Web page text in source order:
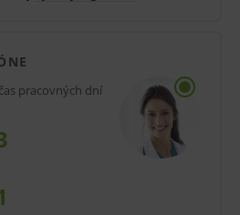
kaválneho spracovania,
interproximálne,
u GS-80 zaručujú
požiadaviek na zhotovenie a
pracovných dní